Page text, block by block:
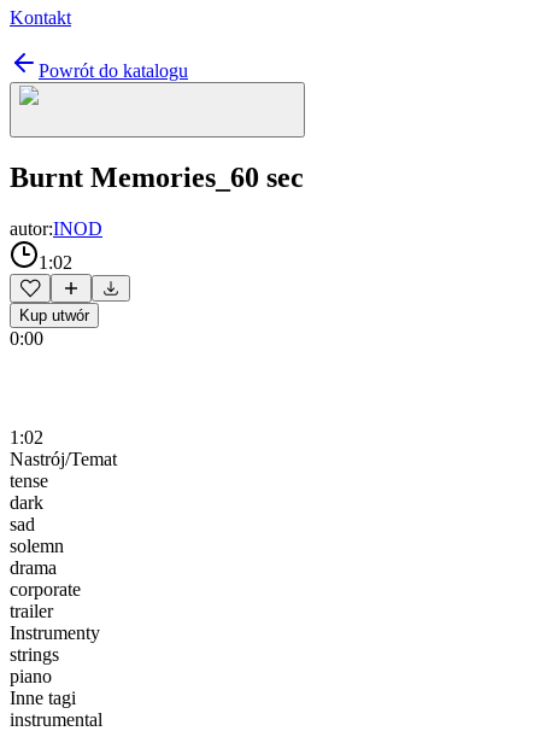
Kontakt
Powrót do katalogu
Burnt Memories_60 sec
autor:INOD
1:02
Kup utwór
0:00
1:02
Nastrój/Temat
tense
dark
sad
solemn
drama
corporate
trailer
Instrumenty
strings
piano
Inne tagi
instrumental